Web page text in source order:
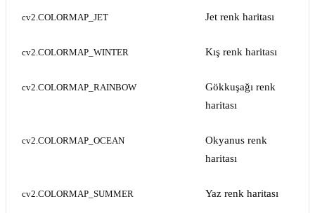
cv2.COLORMAP_JET Jet renk haritası
cv2.COLORMAP_WINTER Kış renk haritası
cv2.COLORMAP_RAINBOW
Gökkuşağı renk
haritası
cv2.COLORMAP_OCEAN
Okyanus renk
haritası
cv2.COLORMAP_SUMMER Yaz renk haritası